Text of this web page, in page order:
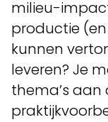
milieu-
productie
kunnen
leveren? Je
thema’s